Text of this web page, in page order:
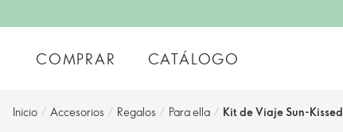
COMPRAR CATÁLOGO
Inicio / Accesorios / Regalos / Para ella / Kit de Viaje Sun-Kissed